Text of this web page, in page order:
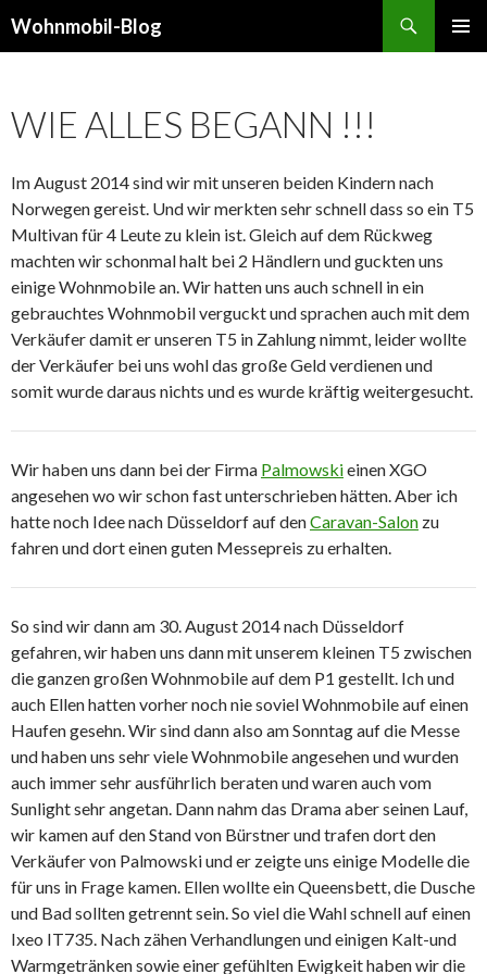
Wohnmobil-Blog
WIE ALLES BEGANN !!!
Im August 2014 sind wir mit unseren beiden Kindern nach
Norwegen gereist. Und wir merkten sehr schnell dass so ein T5
Multivan für 4 Leute zu klein ist. Gleich auf dem Rückweg
machten wir schonmal halt bei 2 Händlern und guckten uns
einige Wohnmobile an. Wir hatten uns auch schnell in ein
gebrauchtes Wohnmobil verguckt und sprachen auch mit dem
Verkäufer damit er unseren T5 in Zahlung nimmt, leider wollte
der Verkäufer bei uns wohl das große Geld verdienen und
somit wurde daraus nichts und es wurde kräftig weitergesucht.
Wir haben uns dann bei der Firma Palmowskieinen XGO
angesehen wo wir schon fast unterschrieben hätten. Aber ich
hatte noch Idee nach Düsseldorf auf denCaravan-Salon zu
fahren und dort einen guten Messepreis zu erhalten.
So sind wir dann am 30. August 2014 nach Düsseldorf
gefahren, wir haben uns dann mit unserem kleinen T5 zwischen
die ganzen großen Wohnmobile auf dem P1 gestellt. Ich und
auch Ellen hatten vorher noch nie soviel Wohnmobile auf einen
Haufen gesehn. Wir sind dann also am Sonntag auf die Messe
und haben uns sehr viele Wohnmobile angesehen und wurden
auch immer sehr ausführlich beraten und waren auch vom
Sunlight sehr angetan. Dann nahm das Drama aber seinen Lauf,
wir kamen auf den Stand von Bürstner und trafen dort den
Verkäufer von Palmowski und er zeigte uns einige Modelle die
für uns in Frage kamen. Ellen wollte ein Queensbett, die Dusche
und Bad sollten getrennt sein. So viel die Wahl schnell auf einen
Ixeo IT735. Nach zähen Verhandlungen und einigen Kalt-und
Warmgetränken sowie einer gefühlten Ewigkeit haben wir die